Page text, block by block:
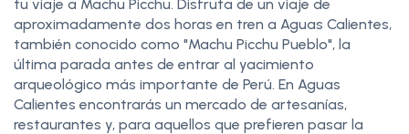
tu viaje a Machu Picchu. Disfruta de un viaje de
aproximadamente dos horas en tren a Aguas Calientes,
también conocido como "Machu Picchu Pueblo", la
última parada antes de entrar al yacimiento
arqueológico más importante de Perú. En Aguas
Calientes encontrarás un mercado de artesanías,
restaurantes y, para aquellos que prefieren pasar la